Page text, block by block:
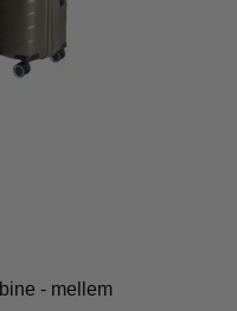
- mellem